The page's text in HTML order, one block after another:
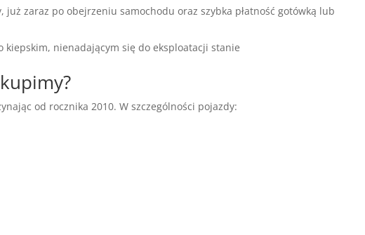
już zaraz po obejrzeniu samochodu oraz szybka płatność gotówką lub
nienadającym się do eksploatacji stanie
od rocznika 2010. W szczególności pojazdy: